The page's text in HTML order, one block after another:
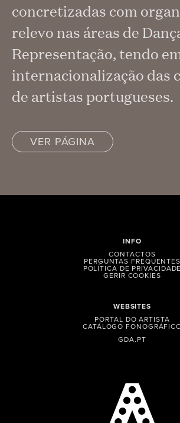
concretizadas com
relevo nas áreas de
Representação, tendo
internacionalização das
de artistas portugueses.
VER PÁGINA
WEBSITES
PORTAL DO ARTISTA
CATÁLOGO
GDA.PT
INFO
CONTACTOS
PERGUNTAS FREQUENTES
POLÍTICA DE PRIVACIDADE
GERIR COOKIES